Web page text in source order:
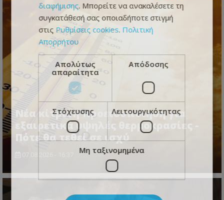
Νέα κίτρινη προειδοποίηση για
εξαιρετικά υψηλές θερμοκρασίες -
Πότε θα τεθεί σε ισχύ
διαφήμισης. Μπορείτε να ανακαλέσετε τη
συγκατάθεσή σας οποιαδήποτε στιγμή
στις Ρυθμίσεις cookies. Πολιτική
Απορρήτου
Απολύτως
απαραίτητα
Απόδοσης
Στόχευσης Λειτουργικότητας
Μη ταξινομημένα